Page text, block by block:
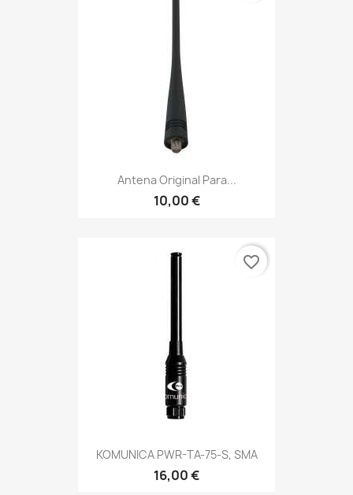
Antena Original Para...
10,00 €
KOMUNICA PWR-TA-75-S, SMA
16,00 €
favorite_border